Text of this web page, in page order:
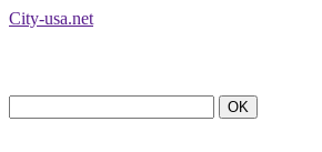
City-usa.net